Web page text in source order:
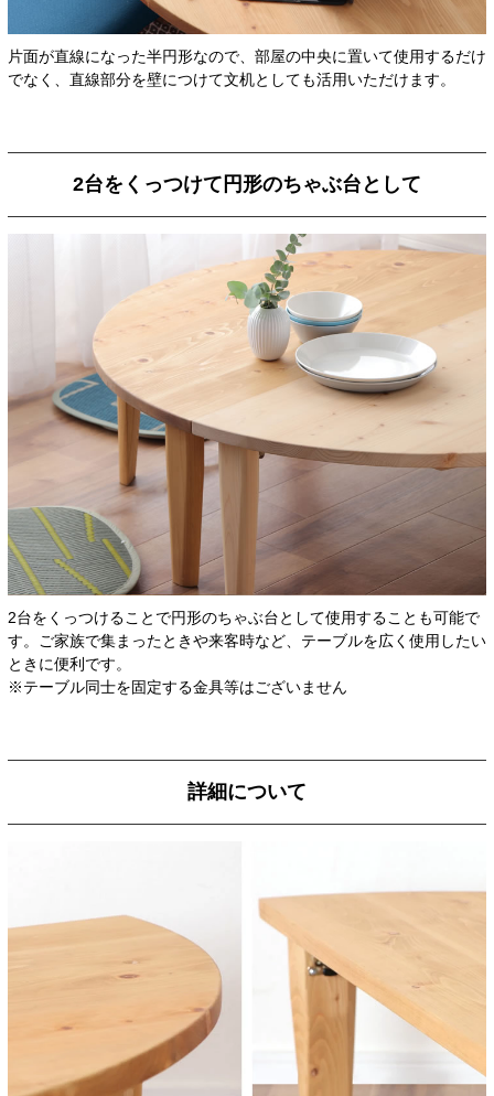
片面が直線になった半円形なので、部屋の中央に置いて使用するだけ
でなく、直線部分を壁につけて文机としても活用いただけます。
2台をくっつけて円形のちゃぶ台として
2台をくっつけることで円形のちゃぶ台として使用することも可能で
す。ご家族で集まったときや来客時など、テーブルを広く使用したい
ときに便利です。
※テーブル同士を固定する金具等はございません
詳細について